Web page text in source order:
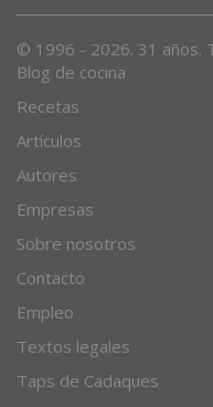
Blog de cocina
Recetas
Artículos
Autores
Empresas
Sobre nosotros
Contacto
Empleo
Textos legales